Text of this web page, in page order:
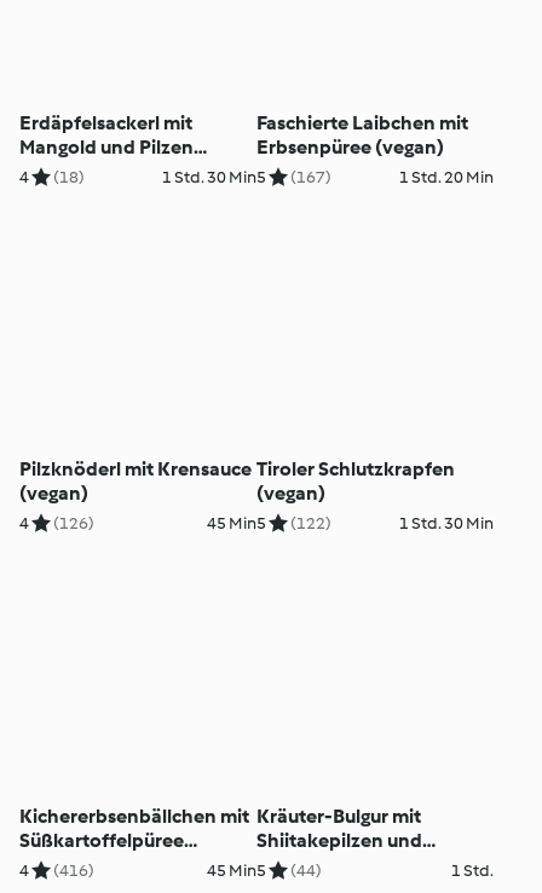
Erdäpfelsackerl mit
Mangold und Pilzen
(vegan)
4 (18) 1 Std. 30 Min
Faschierte Laibchen mit
Erbsenpüree (vegan)
5 (167) 1 Std. 20 Min
Pilzknöderl mit Krensauce
(vegan)
4 (126) 45 Min
Tiroler Schlutzkrapfen
(vegan)
5 (122) 1 Std. 30 Min
Kichererbsenbällchen mit
Süßkartoffelpüree
(vegan)
4 (416) 45 Min
Kräuter-Bulgur mit
Shiitakepilzen und
Rahmrüben (vegan)
5 (44) 1 Std.